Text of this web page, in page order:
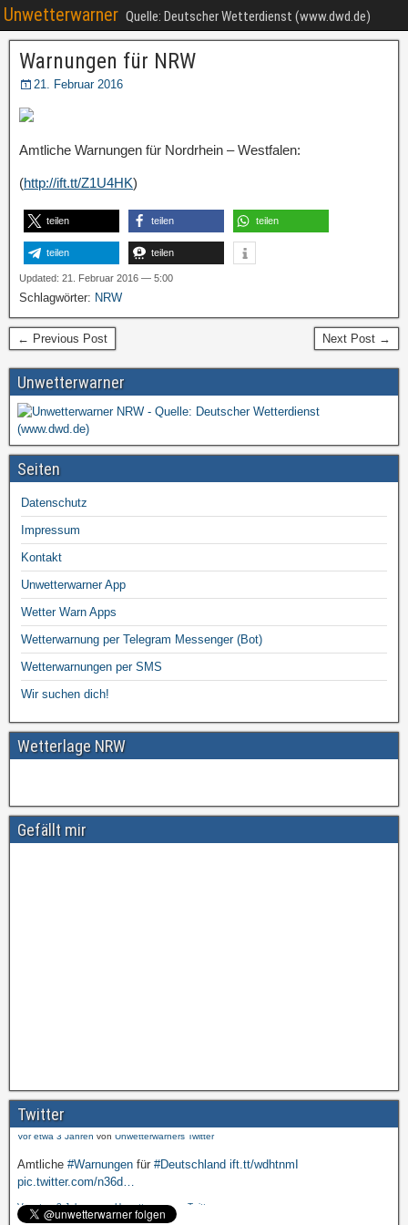
Unwetterwarner Quelle: Deutscher Wetterdienst (www.dwd.de)
Warnungen für NRW
21. Februar 2016
Amtliche Warnungen für Nordrhein – Westfalen:
(http://ift.tt/Z1U4HK)
teilen teilen teilen
teilen teilen
Updated: 21. Februar 2016 — 5:00
Schlagwörter: NRW
← Previous Post Next Post →
Unwetterwarner
Seiten
Datenschutz
Impressum
Kontakt
Unwetterwarner App
Wetter Warn Apps
Wetterwarnung per Telegram Messenger (Bot)
Wetterwarnungen per SMS
Wir suchen dich!
Wetterlage NRW
Gefällt mir
Twitter
pic.twitter.com/cmFX…
Vor etwa 3 JahrenvonUnwetterwarners Twitter
pic.twitter.com/n36d…